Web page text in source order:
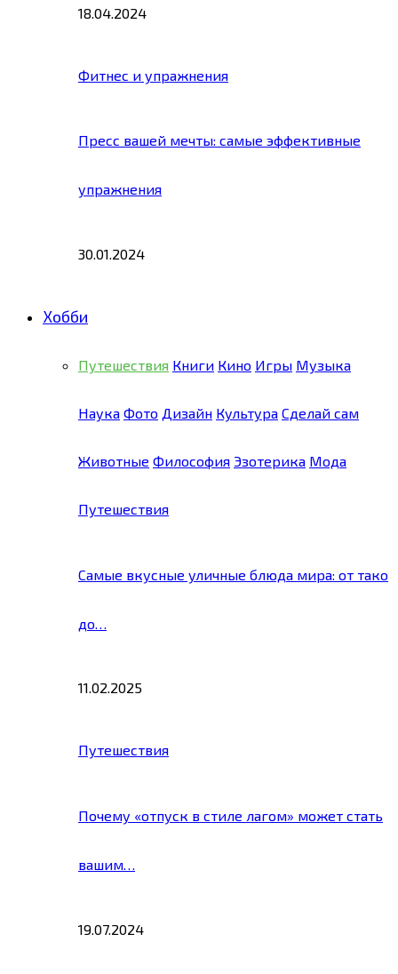
18.04.2024
Фитнес и упражнения
Пресс вашей мечты: самые эффективные
упражнения
30.01.2024
Хобби
Путешествия Книги Кино Игры Музыка
Наука Фото Дизайн Культура Сделай сам
Животные Философия Эзотерика Мода
Путешествия
Самые вкусные уличные блюда мира: от тако
до…
11.02.2025
Путешествия
Почему «отпуск в стиле лагом» может стать
вашим…
19.07.2024